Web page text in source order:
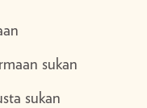
sukan
sukan